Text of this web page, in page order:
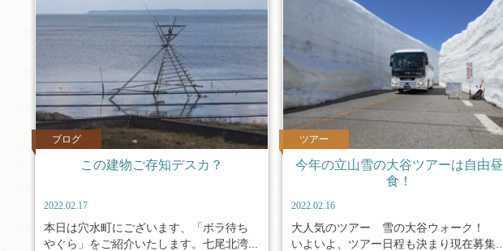
ブログ
この建物ご存知デスカ？
2022.02.17
本日は穴水町にございます、「ボラ待ち
やぐら」をご紹介いたします。七尾北湾...
ツアー
今年の立山雪の大谷ツアーは自由昼
食！
2022.02.16
大人気のツアー 雪の大谷ウォーク！
いよいよ、ツアー日程も決まり現在募集...